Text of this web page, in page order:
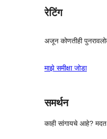
रेटिंग
अजून कोणतीही
माझे समीक्षा जोडा
समर्थन
काही सांगायचे आहे? मदत